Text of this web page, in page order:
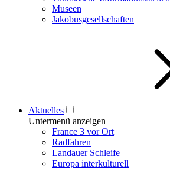
Museen
Jakobusgesellschaften
Aktuelles
Untermenü anzeigen
France 3 vor Ort
Radfahren
Landauer Schleife
Europa interkulturell